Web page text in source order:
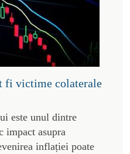
fi victime colaterale
este unul dintre
impact asupra
inflației poate